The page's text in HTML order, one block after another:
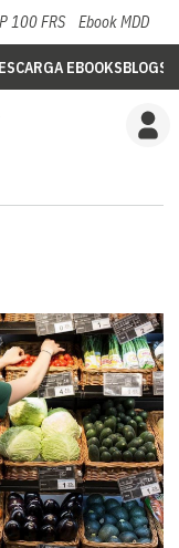
100 FRS Ebook MDD
EBOOKSBLOGS